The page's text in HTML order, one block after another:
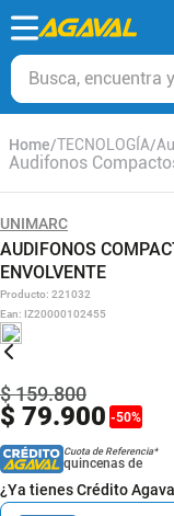
Busca, encuentra y
TECNOLOGÍA
Audifonos
UNIMARC
AUDIFONOS
ENVOLVENTE
Producto: 221032
Ean: IZ20000102455
$ 79.900 -50%
$159.800
Cuota de Referencia*
quincenas de
¿Ya tienes Crédito